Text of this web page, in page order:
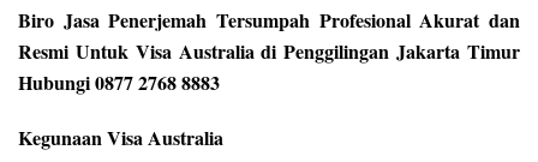
Biro Jasa Penerjemah Tersumpah Profesional Akurat dan
Resmi Untuk Visa Australia di Penggilingan Jakarta Timur
Hubungi 0877 2768 8883
Kegunaan Visa Australia